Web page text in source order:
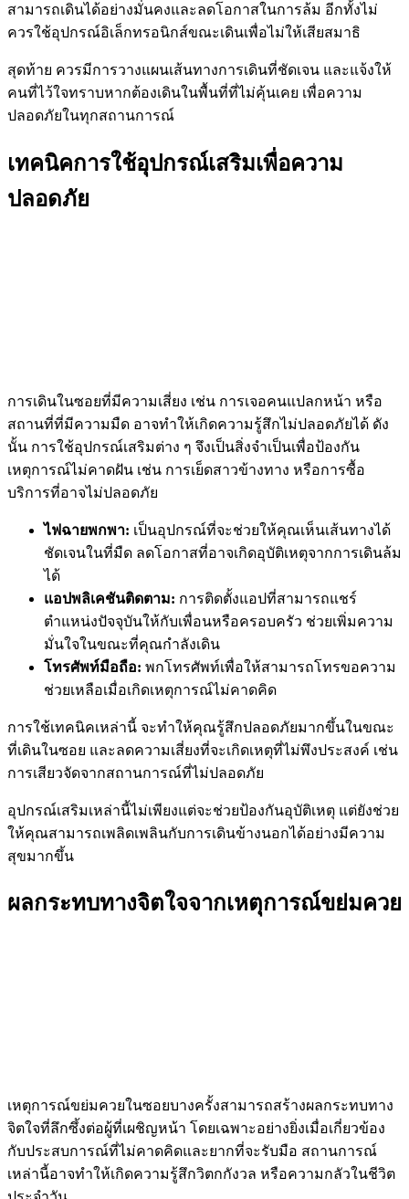
สามารถเดินได้อย่างมั่นคงและลดโอกาสในการล้ม อีกทั้งไม่
ควรใช้อุปกรณ์อิเล็กทรอนิกส์ขณะเดินเพื่อไม่ให้เสียสมาธิ
สุดท้าย ควรมีการวางแผนเส้นทางการเดินที่ชัดเจน และแจ้งให้
คนที่ไว้ใจทราบหากต้องเดินในพื้นที่ที่ไม่คุ้นเคย เพื่อความ
ปลอดภัยในทุกสถานการณ์
เทคนิคการใช้อุปกรณ์เสริมเพื่อความ
ปลอดภัย
การเดินในซอยที่มีความเสี่ยง เช่น การเจอคนแปลกหน้า หรือ
สถานที่ที่มีความมืด อาจทำให้เกิดความรู้สึกไม่ปลอดภัยได้ ดัง
นั้น การใช้อุปกรณ์เสริมต่าง ๆ จึงเป็นสิ่งจำเป็นเพื่อป้องกัน
เหตุการณ์ไม่คาดฝัน เช่น การเย็ดสาวข้างทาง หรือการซื้อ
บริการที่อาจไม่ปลอดภัย
ไฟฉายพกพา: เป็นอุปกรณ์ที่จะช่วยให้คุณเห็นเส้นทางได้
ชัดเจนในที่มืด ลดโอกาสที่อาจเกิดอุบัติเหตุจากการเดินล้ม
ได้
แอปพลิเคชันติดตาม: การติดตั้งแอปที่สามารถแชร์
ตำแหน่งปัจจุบันให้กับเพื่อนหรือครอบครัว ช่วยเพิ่มความ
มั่นใจในขณะที่คุณกำลังเดิน
โทรศัพท์มือถือ: พกโทรศัพท์เพื่อให้สามารถโทรขอความ
ช่วยเหลือเมื่อเกิดเหตุการณ์ไม่คาดคิด
การใช้เทคนิคเหล่านี้ จะทำให้คุณรู้สึกปลอดภัยมากขึ้นในขณะ
ที่เดินในซอย และลดความเสี่ยงที่จะเกิดเหตุที่ไม่พึงประสงค์ เช่น
การเสียวจัดจากสถานการณ์ที่ไม่ปลอดภัย
อุปกรณ์เสริมเหล่านี้ไม่เพียงแต่จะช่วยป้องกันอุบัติเหตุ แต่ยังช่วย
ให้คุณสามารถเพลิดเพลินกับการเดินข้างนอกได้อย่างมีความ
สุขมากขึ้น
ผลกระทบทางจิตใจจากเหตุการณ์ขย่มควย
เหตุการณ์ขย่มควยในซอยบางครั้งสามารถสร้างผลกระทบทาง
จิตใจที่ลึกซึ้งต่อผู้ที่เผชิญหน้า โดยเฉพาะอย่างยิ่งเมื่อเกี่ยวข้อง
กับประสบการณ์ที่ไม่คาดคิดและยากที่จะรับมือ สถานการณ์
เหล่านี้อาจทำให้เกิดความรู้สึกวิตกกังวล หรือความกลัวในชีวิต